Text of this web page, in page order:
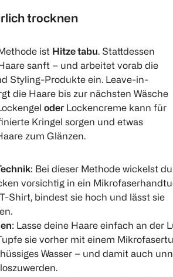
trocknen
ist Hitze tabu . Stattdessen
sanft – und arbeitet vorab die
Styling-Produkte ein. Leave-in-
die Haare bis zur nächsten Wäsche
oder Lockencreme kann für
Kringel sorgen und etwas
zum Glänzen.
: Bei dieser Methode wickelst
vorsichtig in ein
Shirt, bindest sie hoch und lässt sie
: Lasse deine Haare einfach an der
sie vorher mit einem
Wasser – und damit auch